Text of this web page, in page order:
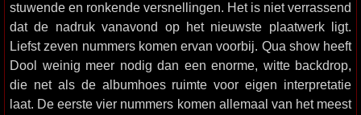
stuwende en ronkende versnellingen. Het is niet verrassend
dat de nadruk vanavond op het nieuwste plaatwerk ligt.
Liefst zeven nummers komen ervan voorbij. Qua show heeft
Dool weinig meer nodig dan een enorme, witte backdrop,
die net als de albumhoes ruimte voor eigen interpretatie
laat. De eerste vier nummers komen allemaal van het meest